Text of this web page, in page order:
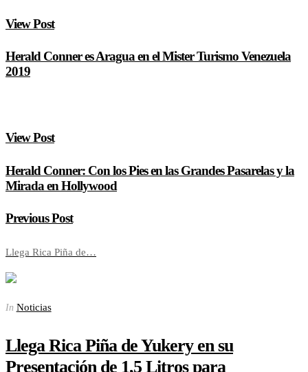
View Post
Herald Conner es Aragua en el Mister Turismo Venezuela
2019
View Post
Herald Conner: Con los Pies en las Grandes Pasarelas y la
Mirada en Hollywood
Previous Post
Llega Rica Piña de…
In Noticias
Llega Rica Piña de Yukery en su
Presentación de 1,5 Litros para